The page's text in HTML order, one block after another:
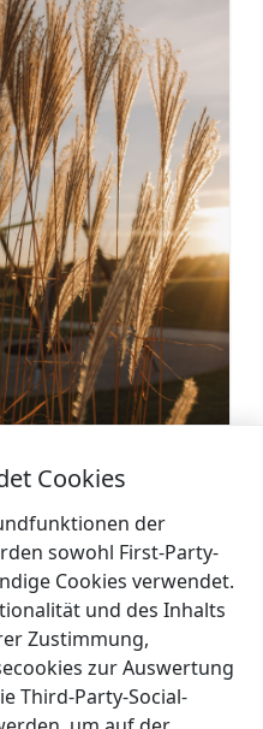
Ferienhaus
MAAJO →
Cookies
der
sowohl First-Party-
Cookies verwendet.
und des Inhalts
Zustimmung,
zur Auswertung
Third-Party-Social-